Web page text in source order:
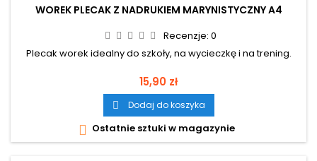
WOREK PLECAK Z NADRUKIEM MARYNISTYCZNY A4
Recenzje: 0
Plecak worek idealny do szkoły, na wycieczkę i na trening.
Cena
15,90 zł
 Dodaj do koszyka
 Ostatnie sztuki w magazynie